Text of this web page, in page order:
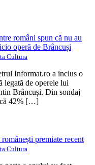
români spun că nu au
operă de Brâncuși
Cultura
Informat.ro a inclus o
legată de operele lui
Brâncuși. Din sondaj
42% […]
premiate recent
Cultura